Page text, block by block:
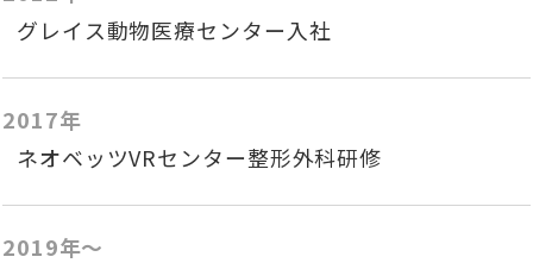
グレイス動物医療センター入社
2017年
ネオベッツVRセンター整形外科研修
2019年〜